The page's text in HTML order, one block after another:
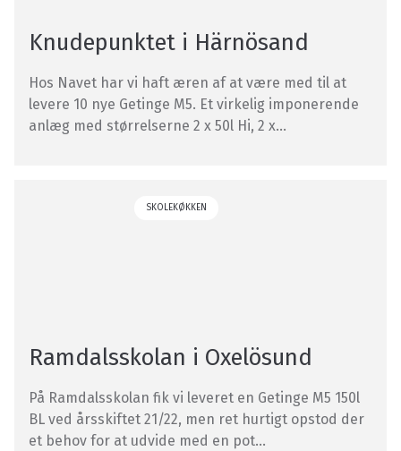
Knudepunktet i Härnösand
Hos Navet har vi haft æren af at være med til at
levere 10 nye Getinge M5. Et virkelig imponerende
anlæg med størrelserne 2 x 50l Hi, 2 x...
SKOLEKØKKEN
Ramdalsskolan i Oxelösund
På Ramdalsskolan fik vi leveret en Getinge M5 150l
BL ved årsskiftet 21/22, men ret hurtigt opstod der
et behov for at udvide med en pot...